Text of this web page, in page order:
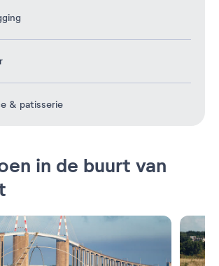
& patisserie
in de buurt van